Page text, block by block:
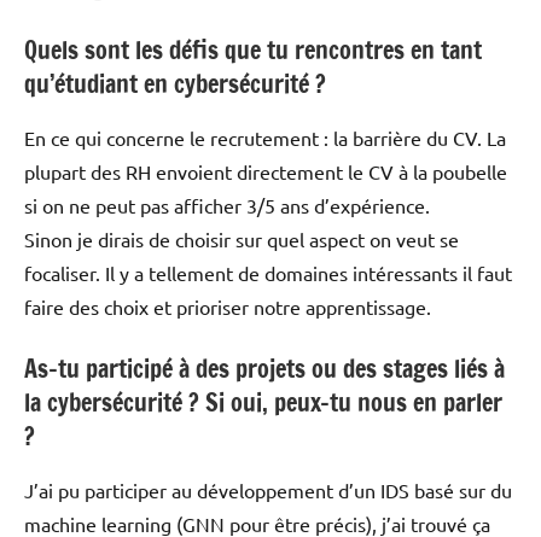
Quels sont les défis que tu rencontres en tant
qu’étudiant en cybersécurité ?
En ce qui concerne le recrutement : la barrière du CV. La
plupart des RH envoient directement le CV à la poubelle
si on ne peut pas afficher 3/5 ans d’expérience.
Sinon je dirais de choisir sur quel aspect on veut se
focaliser. Il y a tellement de domaines intéressants il faut
faire des choix et prioriser notre apprentissage.
As-tu participé à des projets ou des stages liés à
la cybersécurité ? Si oui, peux-tu nous en parler
?
J’ai pu participer au développement d’un IDS basé sur du
machine learning (GNN pour être précis), j’ai trouvé ça